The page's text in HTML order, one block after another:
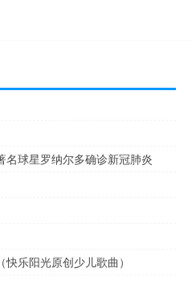
球星罗纳尔多确诊新冠肺炎
乐阳光原创少儿歌曲）